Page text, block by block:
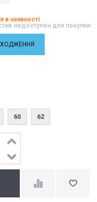
в наявності
недоступен для покупки
60 62